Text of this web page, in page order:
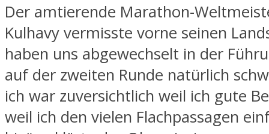
Der amtierende Marathon-
Kulhavy vermisste vorne seinen
haben uns abgewechselt in der
auf der zweiten Runde natürlich
ich war zuversichtlich weil ich gute
weil ich den vielen Flachpassagen